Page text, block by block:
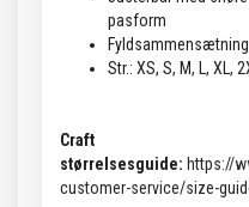
pasform
Str.: XS, S, M, L, XL,
Craft
størrelsesguide: https://
customer-service/size-